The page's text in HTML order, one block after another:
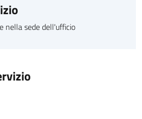
nella sede dell'ufficio